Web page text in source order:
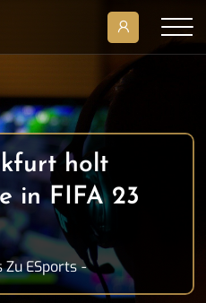
holt
in FIFA 23
ESports